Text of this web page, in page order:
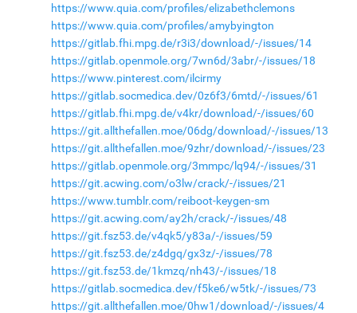
https://www.quia.com/profiles/elizabethclemons
https://www.quia.com/profiles/amybyington
https://gitlab.fhi.mpg.de/r3i3/download/-/issues/14
https://gitlab.openmole.org/7wn6d/3abr/-/issues/18
https://www.pinterest.com/ilcirmy
https://gitlab.socmedica.dev/0z6f3/6mtd/-/issues/61
https://gitlab.fhi.mpg.de/v4kr/download/-/issues/60
https://git.allthefallen.moe/06dg/download/-/issues/13
https://git.allthefallen.moe/9zhr/download/-/issues/23
https://gitlab.openmole.org/3mmpc/lq94/-/issues/31
https://git.acwing.com/o3lw/crack/-/issues/21
https://www.tumblr.com/reiboot-keygen-sm
https://git.acwing.com/ay2h/crack/-/issues/48
https://git.fsz53.de/v4qk5/y83a/-/issues/59
https://git.fsz53.de/z4dgq/gx3z/-/issues/78
https://git.fsz53.de/1kmzq/nh43/-/issues/18
https://gitlab.socmedica.dev/f5ke6/w5tk/-/issues/73
https://git.allthefallen.moe/0hw1/download/-/issues/4